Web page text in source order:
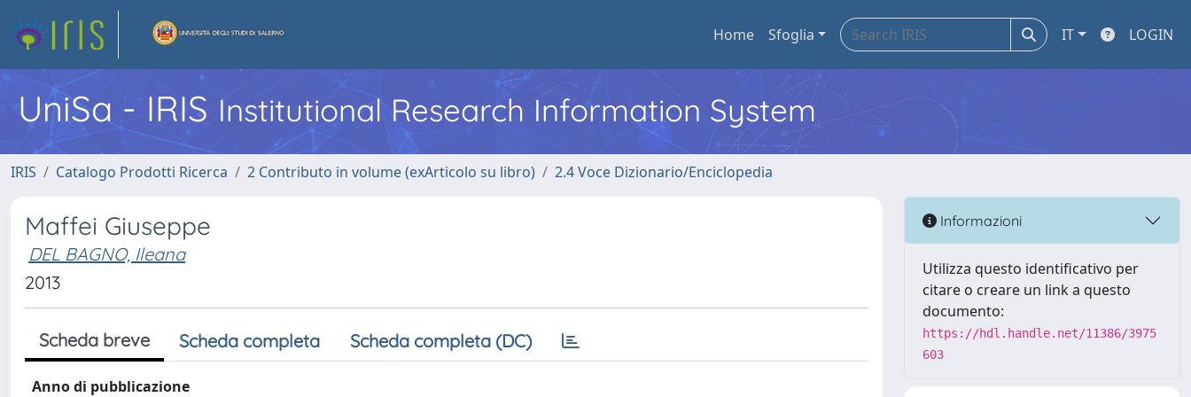
Home Sfoglia IT LOGIN
UniSa - IRIS Institutional Research Information System
IRIS Catalogo Prodotti Ricerca 2 Contributo in volume (exArticolo su libro) 2.4 Voce Dizionario/Enciclopedia
Maffei Giuseppe
DEL BAGNO, Ileana
2013
Scheda breve Scheda completa Scheda completa (DC)
Anno di pubblicazione
Informazioni
Utilizza questo identificativo per
citare o creare un link a questo
documento:
https://hdl.handle.net/11386/3975
603